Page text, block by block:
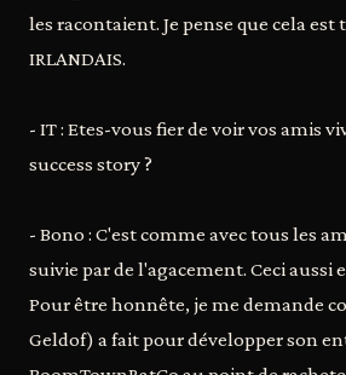
les racontaient. Je pense que cela est
IRLANDAIS.
- IT : Etes-vous fier de voir vos amis
success story ?
- Bono : C'est comme avec tous les
suivie par de l'agacement. Ceci aussi
Pour être honnête, je me demande
Geldof) a fait pour développer son